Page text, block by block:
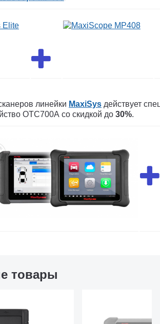
линейки MaxiSys действует
ОТС700А со скидкой до 30%.
товары